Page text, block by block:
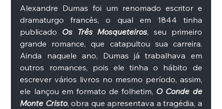
Alexandre Dumas foi um renomado escritor e
dramaturgo francês, o qual em 1844 tinha
publicado Os Três Mosqueteiros, seu primeiro
grande romance, que catapultou sua carreira.
Ainda naquele ano, Dumas já trabalhava em
outros romances, pois ele tinha o hábito de
escrever vários livros no mesmo período, assim,
ele lançou em formato de folhetim, O Conde de
Monte Cristo, obra que apresentava a tragédia, a